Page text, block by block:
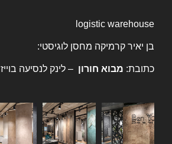
logistic warehouse
בן יאיר קרמיקה מחסן לוגיסטי:
כתובת: מבוא חורון – לינק לנסיעה בוייז waze